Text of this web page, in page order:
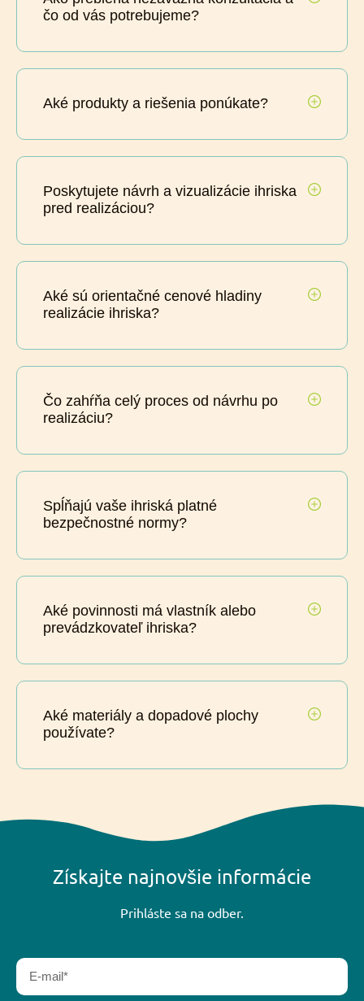
čo od vás potrebujeme?
Aké produkty a riešenia ponúkate?
Poskytujete návrh a vizualizácie ihriska
pred realizáciou?
Aké sú orientačné cenové hladiny
realizácie ihriska?
Čo zahŕňa celý proces od návrhu po
realizáciu?
Spĺňajú vaše ihriská platné
bezpečnostné normy?
Aké povinnosti má vlastník alebo
prevádzkovateľ ihriska?
Aké materiály a dopadové plochy
používate?
Získajte najnovšie informácie
Prihláste sa na odber.